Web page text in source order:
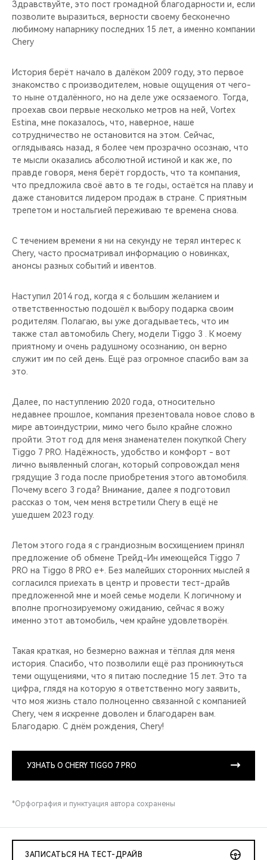
CHERY И СПОРТ
CHERY ДЛЯ ДЕТЕЙ
Здравствуйте, это пост громадной благодарности и, если
позволите выразиться, верности своему бесконечно
любимому напарнику последних 15 лет, а именно компании
Chery
История берёт начало в далёком 2009 году, это первое
знакомство с производителем, новые ощущения от чего-
то ныне отдалённого, но на деле уже осязаемого. Тогда,
проехав свои первые несколько метров на ней, Vortex
Estina, мне показалось, что, наверное, наше
сотрудничество не остановится на этом. Сейчас,
оглядываясь назад, я более чем прозрачно осознаю, что
те мысли оказались абсолютной истиной и как же, по
правде говоря, меня берёт гордость, что та компания,
что предложила своё авто в те годы, остаётся на плаву и
даже становится лидером продаж в стране. С приятным
трепетом и ностальгией переживаю те времена снова.
С течением времени я ни на секунду не терял интерес к
Chery, часто просматривал информацию о новинках,
анонсы разных событий и ивентов.
Наступил 2014 год, когда я с большим желанием и
ответственностью подошёл к выбору подарка своим
родителям. Полагаю, вы уже догадываетесь, что им
также стал автомобиль Chery, модели Tiggo 3 . К моему
приятному и очень радушному осознанию, он верно
служит им по сей день. Ещё раз огромное спасибо вам за
это.
Далее, по наступлению 2020 года, относительно
недавнее прошлое, компания презентовала новое слово в
мире автоиндустрии, мимо чего было крайне сложно
пройти. Этот год для меня знаменателен покупкой Chery
Tiggo 7 PRO. Надёжность, удобство и комфорт - вот
лично выявленный слоган, который сопровождал меня
грядущие 3 года после приобретения этого автомобиля.
Почему всего 3 года? Внимание, далее я подготовил
рассказ о том, чем меня встретили Chery в ещё не
ушедшем 2023 году.
Летом этого года я с грандиозным восхищением принял
предложение об обмене Трейд-Ин имеющейся Tiggo 7
PRO на Tiggo 8 PRO e+. Без малейших сторонних мыслей я
согласился приехать в центр и провести тест-драйв
предложенной мне и моей семье модели. К логичному и
вполне прогнозируемому ожиданию, сейчас я вожу
именно этот автомобиль, чем крайне удовлетворён.
Такая краткая, но безмерно важная и тёплая для меня
история. Спасибо, что позволили ещё раз проникнуться
теми ощущениями, что я питаю последние 15 лет. Это та
цифра, глядя на которую я ответственно могу заявить,
что моя жизнь стало полноценно связанной с компанией
Chery, чем я искренне доволен и благодарен вам.
Благодарю. С днём рождения, Chery!
УЗНАТЬ О CHERY TIGGO 7 PRO
*Орфография и пунктуация автора сохранены
ЗАПИСАТЬСЯ НА ТЕСТ-ДРАЙВ